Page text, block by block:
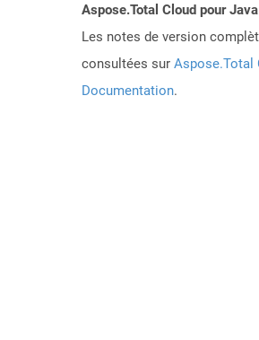
Aspose.Total Cloud pour
Les notes de version
consultées sur Aspose.Total
Documentation.